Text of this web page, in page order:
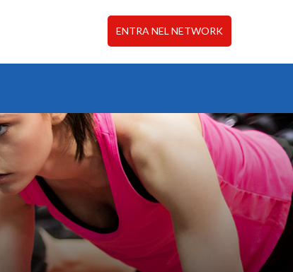
ENTRA NEL NETWORK